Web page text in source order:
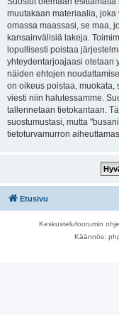
muutakaan materiaalia,
omassa maassasi, se maa,
kansainvälisiä lakeja.
lopullisesti poistaa
yhteydentarjoajaasi otetaan
näiden ehtojen
on oikeus poistaa, muokata,
viesti niin halutessamme.
tallennetaan tietokantaan.
suostumustasi, mutta
tietoturvamurron
Etusivu
Keskustelufoorumin
Käännös: